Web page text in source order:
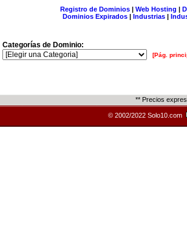
Registro de Dominios| Web Hosting |
Dominios Expirados | Industrias |
Categorías de Dominio:
[Pág.
** Precios
© 2002/2022 Solo10.com